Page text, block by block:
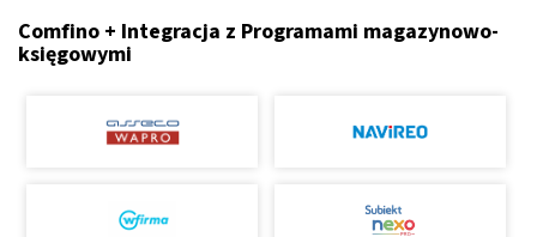
Comfino + Integracja z Programami magazynowo-
księgowymi